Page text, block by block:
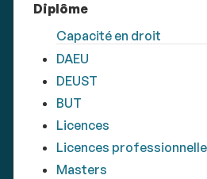
Diplôme
Capacité en droit
DAEU
DEUST
BUT
Licences
Licences
Masters